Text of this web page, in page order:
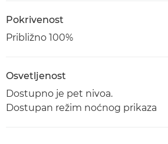
Pokrivenost
Približno 100%
Osvetljenost
Dostupno je pet nivoa.
Dostupan režim noćnog prikaza